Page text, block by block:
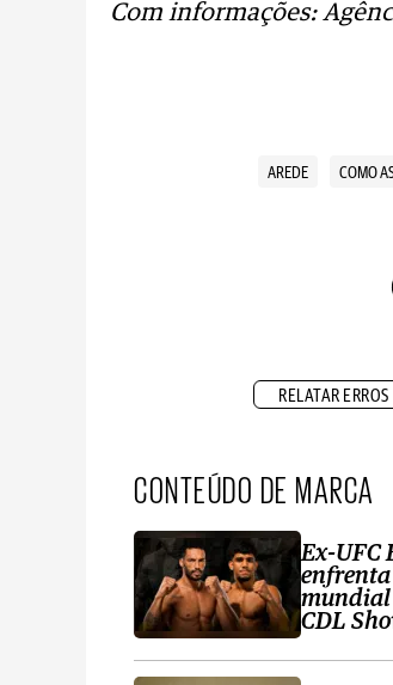
Com informações:
AREDE COMO
RELATAR ERROS
CONTEÚDO DE MARCA
Ex-UFC
mundial
CDL